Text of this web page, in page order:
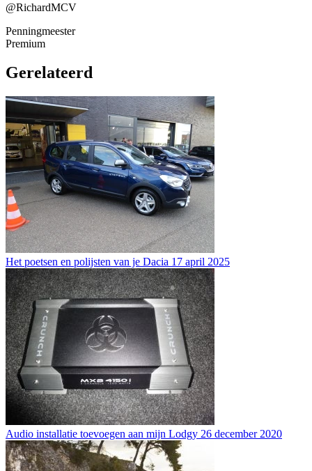
@RichardMCV
Penningmeester
Premium
Gerelateerd
Het poetsen en polijsten van je Dacia 17 april 2025
Audio installatie toevoegen aan mijn Lodgy 26 december 2020